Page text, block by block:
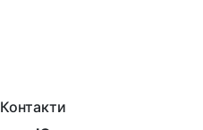
Контакти